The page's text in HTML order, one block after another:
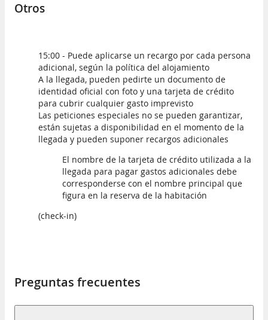
Otros
15:00 - Puede aplicarse un recargo por cada persona
adicional, según la política del alojamiento
A la llegada, pueden pedirte un documento de
identidad oficial con foto y una tarjeta de crédito
para cubrir cualquier gasto imprevisto
Las peticiones especiales no se pueden garantizar,
están sujetas a disponibilidad en el momento de la
llegada y pueden suponer recargos adicionales
El nombre de la tarjeta de crédito utilizada a la
llegada para pagar gastos adicionales debe
corresponderse con el nombre principal que
figura en la reserva de la habitación
(check-in)
Preguntas frecuentes